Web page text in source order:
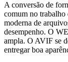
A conversão de
comum no
moderna de
desempenho. O
ampla. O AVIF se
entregar boa